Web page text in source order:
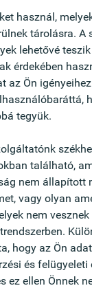
Manager:in
im Zielsegment
für alle
kreative Art
erprobten
Verkauf
von Neu-
im Auge
die Oberbank
und
használ,
tárolásra. A
lehetővé
érdekében
az Ön
tegyük.
található,
nem állapított
vagy olyan
nem vesznek
hogy az Ön
és felügyeleti
ez ellen Önnek